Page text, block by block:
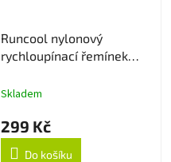
Runcool nylonový
rychloupínací řemínek
Skladem
299 Kč
Do košíku